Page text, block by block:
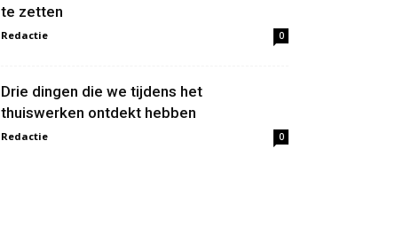
te zetten
Redactie 0
Drie dingen die we tijdens het
thuiswerken ontdekt hebben
Redactie 0